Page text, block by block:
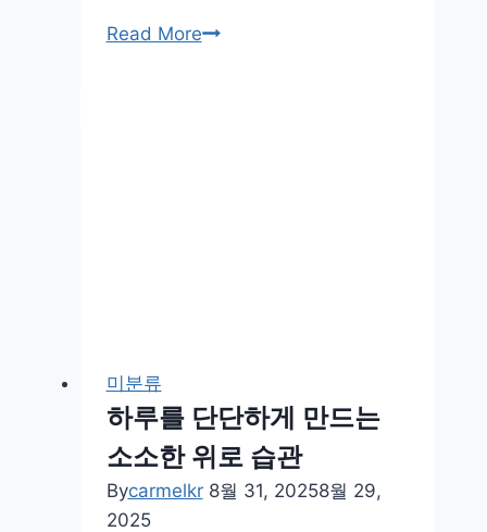
Read More지
루
틴
아
이
미분류
하루를 단단하게 만드는
소소한 위로 습관
Bycarmelkr 8월 31, 20258월 29,
2025